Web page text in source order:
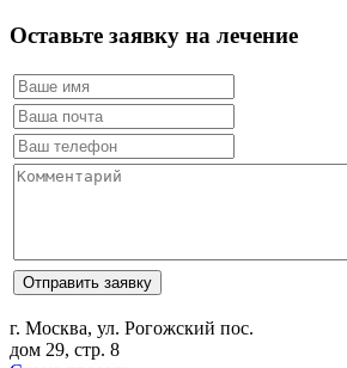
Оставьте заявку на лечение
г. Москва, ул. Рогожский пос.
дом 29, стр. 8